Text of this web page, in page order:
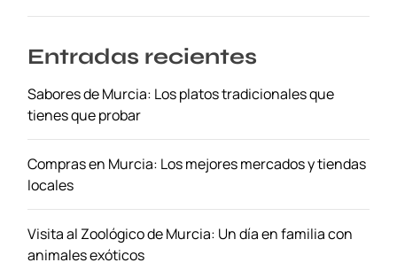
e
o
G
u
a
Entradas recientes
Sabores de Murcia: Los platos tradicionales que
tienes que probar
Compras en Murcia: Los mejores mercados y tiendas
locales
Visita al Zoológico de Murcia: Un día en familia con
animales exóticos